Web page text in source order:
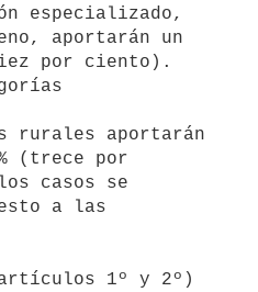
especializado,
aportarán un
por ciento).
rurales aportarán
(trece por
casos se
a las